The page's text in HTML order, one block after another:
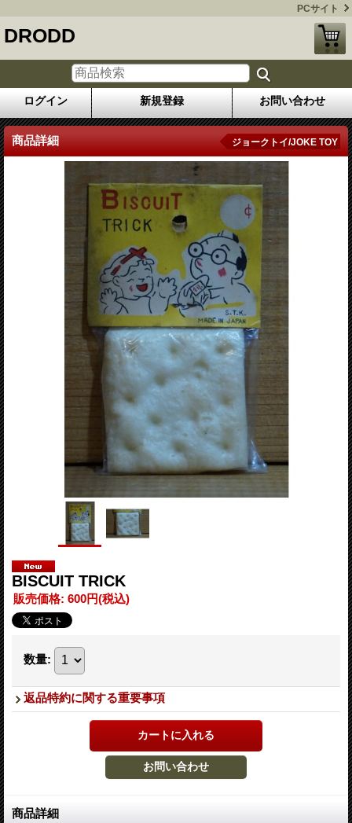
PCサイト
DRODD
ログイン 新規登録 お問い合わせ
商品詳細 ジョークトイ/JOKE TOY
BISCUIT TRICK
販売価格: 600円(税込)
数量:
返品特約に関する重要事項
商品詳細